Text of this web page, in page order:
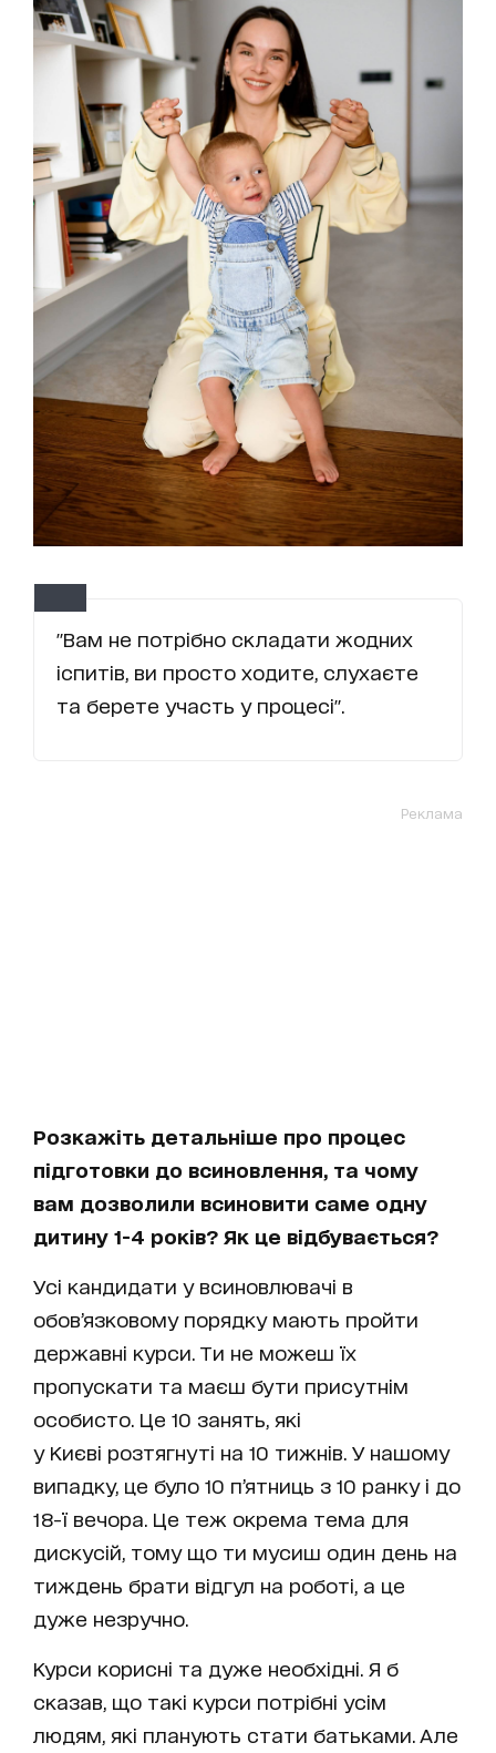
"Вам не потрібно складати жодних
іспитів, ви просто ходите, слухаєте
та берете участь у процесі".
Реклама
Розкажіть детальніше про процес
підготовки до всиновлення, та чому
вам дозволили всиновити саме одну
дитину 1-4 років? Як це відбувається?
Усі кандидати у всиновлювачі в
обов’язковому порядку мають пройти
державні курси. Ти не можеш їх
пропускати та маєш бути присутнім
особисто. Це 10 занять, які
у Києві розтягнуті на 10 тижнів. У нашому
випадку, це було 10 п’ятниць з 10 ранку і до
18-ї вечора. Це теж окрема тема для
дискусій, тому що ти мусиш один день на
тиждень брати відгул на роботі, а це
дуже незручно.
Курси корисні та дуже необхідні. Я б
сказав, що такі курси потрібні усім
людям, які планують стати батьками. Але